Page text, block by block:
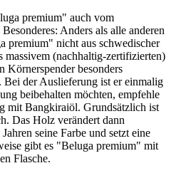
premium" auch vom
Anders als alle anderen
premium" nicht aus schwedischer
massivem (nachhaltig-zertifizierten)
Körnerspender besonders
der Auslieferung ist er einmalig
beibehalten möchten, empfehle
mit Bangkiraiöl. Grundsätzlich ist
Das Holz verändert dann
seine Farbe und setzt eine
gibt es "Beluga premium" mit
Flasche.